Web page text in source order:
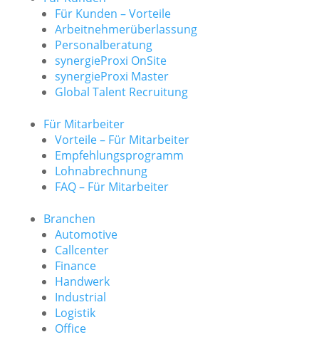
Für Kunden – Vorteile
Arbeitnehmerüberlassung
Personalberatung
synergieProxi OnSite
synergieProxi Master
Global Talent Recruitung
Für Mitarbeiter
Vorteile – Für Mitarbeiter
Empfehlungsprogramm
Lohnabrechnung
FAQ – Für Mitarbeiter
Branchen
Automotive
Callcenter
Finance
Handwerk
Industrial
Logistik
Office